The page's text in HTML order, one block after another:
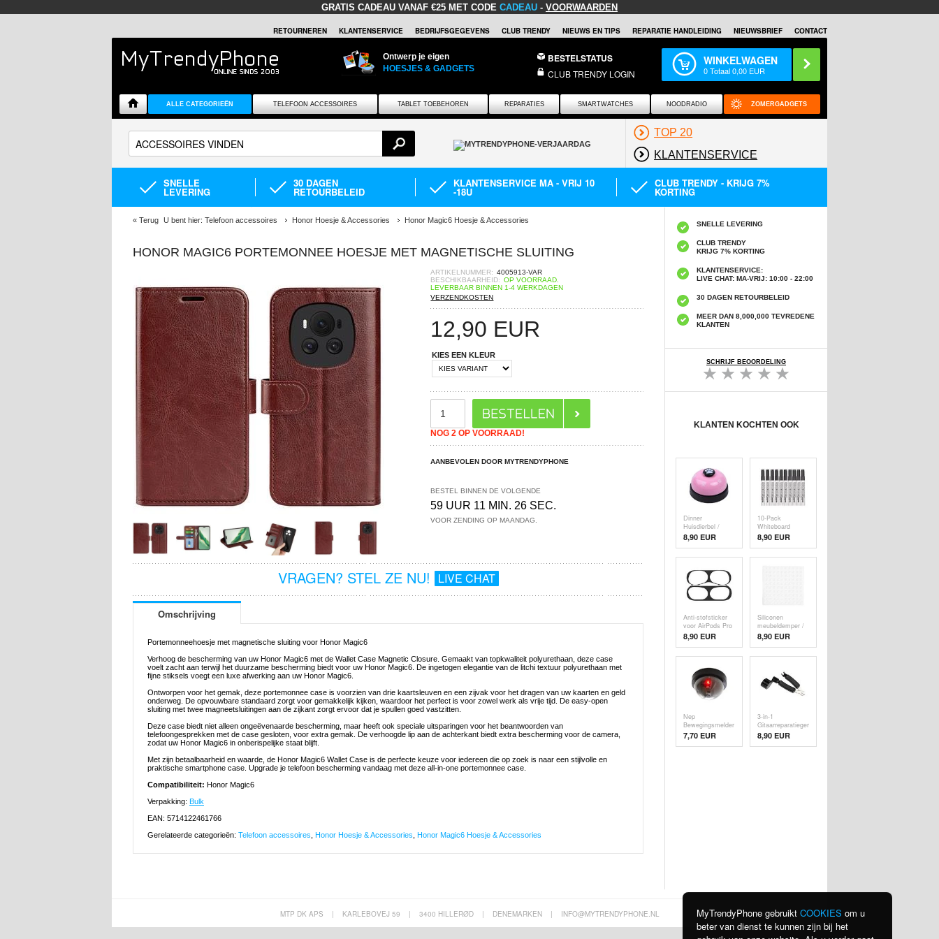
GRATIS CADEAU VANAF €25 MET CODE CADEAU - VOORWAARDEN
RETOURNEREN KLANTENSERVICE BEDRIJFSGEGEVENS CLUB TRENDY NIEUWS EN TIPS REPARATIE HANDLEIDING NIEUWSBRIEF CONTACT
Ontwerp je eigen
HOESJES & GADGETS
BESTELSTATUS
CLUB TRENDY LOGIN
WINKELWAGEN
0Totaal0,00 EUR
ALLE CATEGORIEËN TELEFOON ACCESSOIRES TABLET TOEBEHOREN REPARATIES SMARTWATCHES NOODRADIO ZOMERGADGETS
TOP 20
KLANTENSERVICE
SNELLE
LEVERING
30 DAGEN
RETOURBELEID
KLANTENSERVICE MA - VRIJ 10
-18U
CLUB TRENDY - KRIJG 7%
KORTING
« Terug U bent hier: Telefoon accessoires Honor Hoesje & Accessories Honor Magic6 Hoesje & Accessories
HONOR MAGIC6 PORTEMONNEE HOESJE MET MAGNETISCHE SLUITING
ARTIKELNUMMER: 4005913-VAR
BESCHIKBAARHEID: OP VOORRAAD.
LEVERBAAR BINNEN 1-4 WERKDAGEN
VERZENDKOSTEN
12,90 EUR
KIES EEN KLEUR
NOG 2 OP VOORRAAD!
AANBEVOLEN DOOR MYTRENDYPHONE
BESTEL BINNEN DE VOLGENDE
59 UUR 11 MIN. 26 SEC.
VOOR ZENDING OP MAANDAG.
VRAGEN? STEL ZE NU! LIVE CHAT
Omschrijving
Portemonneehoesje met magnetische sluiting voor Honor Magic6
Verhoog de bescherming van uw Honor Magic6 met de Wallet Case Magnetic Closure. Gemaakt van topkwaliteit polyurethaan, deze case
voelt zacht aan terwijl het duurzame bescherming biedt voor uw Honor Magic6. De ingetogen elegantie van de litchi textuur polyurethaan met
fijne stiksels voegt een luxe afwerking aan uw Honor Magic6.
Ontworpen voor het gemak, deze portemonnee case is voorzien van drie kaartsleuven en een zijvak voor het dragen van uw kaarten en geld
onderweg. De opvouwbare standaard zorgt voor gemakkelijk kijken, waardoor het perfect is voor zowel werk als vrije tijd. De easy-open
sluiting met twee magneetsluitingen aan de zijkant zorgt ervoor dat je spullen goed vastzitten.
Deze case biedt niet alleen ongeëvenaarde bescherming, maar heeft ook speciale uitsparingen voor het beantwoorden van
telefoongesprekken met de case gesloten, voor extra gemak. De verhoogde lip aan de achterkant biedt extra bescherming voor de camera,
zodat uw Honor Magic6 in onberispelijke staat blijft.
Met zijn betaalbaarheid en waarde, de Honor Magic6 Wallet Case is de perfecte keuze voor iedereen die op zoek is naar een stijlvolle en
praktische smartphone case. Upgrade je telefoon bescherming vandaag met deze all-in-one portemonnee case.
Compatibiliteit: Honor Magic6
Verpakking: Bulk
EAN: 5714122461766
Gerelateerde categorieën: Telefoon accessoires Honor Hoesje & Accessories Honor Magic6 Hoesje & Accessories
SNELLE LEVERING
CLUB TRENDY
KRIJG 7% KORTING
KLANTENSERVICE:
LIVE CHAT: MA-VRIJ: 10:00 - 22:00
30 DAGEN RETOURBELEID
MEER DAN 8,000,000 TEVREDENE
KLANTEN
SCHRIJF BEOORDELING
KLANTEN KOCHTEN OOK
Dinner
Huisdierbel /
Deurbel voor
Hond - Roze
8,90 EUR
10-Pack
Whiteboard
Markers met
Gum - Zwart
8,90 EUR
Anti-stofsticker
voor AirPods Pro
/ Pro 2 - Zwart
8,90 EUR
Siliconen
meubeldemper /
schokdempers -
100 stuks. -
Doorzichtig
8,90 EUR
Nep
Bewegingsmelder
/ Valse
Beveiligingscamera
7,70 EUR
3-in-1
Gitaarreparatiegereedschap
/
Gitaarsnarenopspoeler
met Schaar
8,90 EUR
MTP DK APS | KARLEBOVEJ 59 | 3400 HILLERØD | DENEMARKEN | INFO@MYTRENDYPHONE.NL MyTrendyPhone gebruikt COOKIES om u
beter van dienst te kunnen zijn bij het